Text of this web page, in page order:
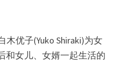
木优子(Yuko Shiraki)为女
和女儿、女婿一起生活的